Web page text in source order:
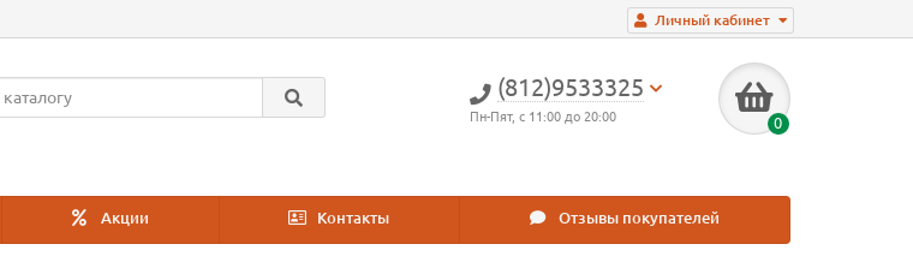
Личный кабинет
(812)9533325
Пн-Пят, с 11:00 до 20:00 0
Акции Контакты Отзывы покупателей